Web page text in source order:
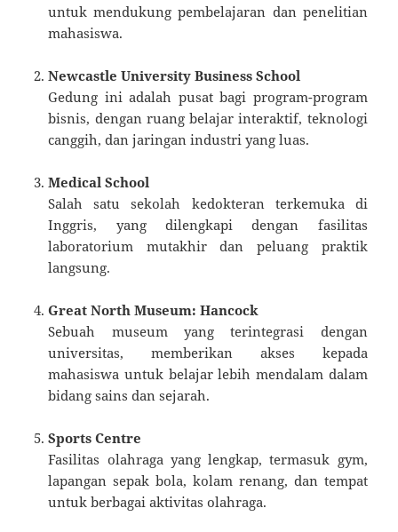
untuk mendukung pembelajaran dan penelitian
mahasiswa.
Newcastle University Business School
Gedung ini adalah pusat bagi program-program
bisnis, dengan ruang belajar interaktif, teknologi
canggih, dan jaringan industri yang luas.
Medical School
Salah satu sekolah kedokteran terkemuka di
Inggris, yang dilengkapi dengan fasilitas
laboratorium mutakhir dan peluang praktik
langsung.
Great North Museum: Hancock
Sebuah museum yang terintegrasi dengan
universitas, memberikan akses kepada
mahasiswa untuk belajar lebih mendalam dalam
bidang sains dan sejarah.
Sports Centre
Fasilitas olahraga yang lengkap, termasuk gym,
lapangan sepak bola, kolam renang, dan tempat
untuk berbagai aktivitas olahraga.